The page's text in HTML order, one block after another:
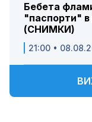
Бебета
"паспорти" в
(СНИМКИ)
21:00 •